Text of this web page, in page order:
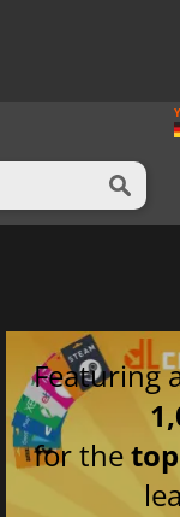
Featuring
for the